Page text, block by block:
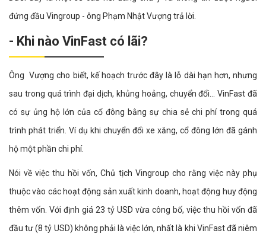
đứng đầu Vingroup - ông Phạm Nhật Vượng trả lời.
- Khi nào VinFast có lãi?
Ông Vượng cho biết, kế hoạch trước đây là lỗ dài hạn hơn, nhưng
sau trong quá trình đại dịch, khủng hoảng, chuyển đổi… VinFast đã
có sự ủng hộ lớn của cổ đông bằng sự chia sẻ chi phí trong quá
trình phát triển. Ví dụ khi chuyển đổi xe xăng, cổ đông lớn đã gánh
hộ một phần chi phí.
Nói về việc thu hồi vốn, Chủ tịch Vingroup cho rằng việc này phụ
thuộc vào các hoạt động sản xuất kinh doanh, hoạt động huy động
thêm vốn. Với định giá 23 tỷ USD vừa công bố, việc thu hồi vốn đã
đầu tư (8 tỷ USD) không phải là việc lớn, nhất là khi VinFast đã niêm